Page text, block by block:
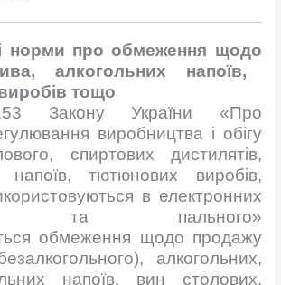
норми прообмеження щодо
алкогольних напоїв,
тощо
Закону України «Про
виробництва і обігу
спиртових дистилятів,
напоїв, тютюнових виробів,
в електронних
та пального»
обмеження щодо продажу
алкогольних,
напоїв, вин столових,